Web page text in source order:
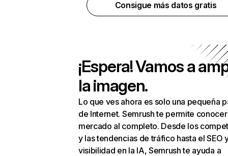
Consigue más datos gratis
¡Espera! Vamos a
la imagen.
Lo que ves ahora es solo una pequeña
de Internet. Semrush te permite
mercado al completo. Desde los
y las tendencias de tráfico hasta el SEO
visibilidad en la IA, Semrush te ayuda a